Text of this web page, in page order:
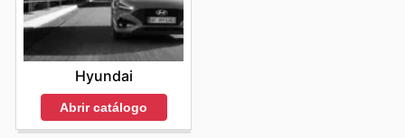
Hyundai
Abrir catálogo